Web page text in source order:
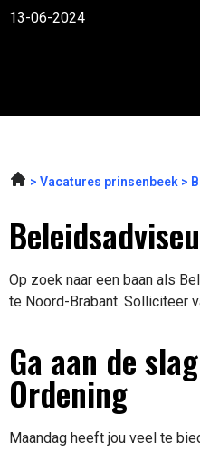
13-06-2024
Vacatures prinsenbeek
Op zoek naar een baan als
te Noord-Brabant. Solliciteer
Ga aan de
Ordening
Maandag heeft jou veel te